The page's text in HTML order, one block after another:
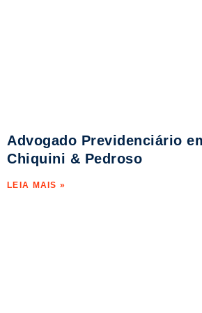
Advogado Previdenciário
Chiquini & Pedroso
LEIA MAIS »